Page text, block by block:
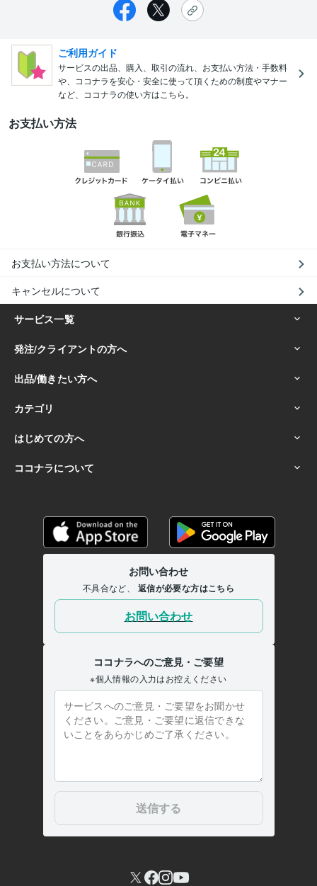
ご利用ガイド
サービスの出品、購入、取引の流れ、お支払い方法・手数料
や、ココナラを安心・安全に使って頂くための制度やマナー
など、ココナラの使い方はこちら。
お支払い方法
お支払い方法について
キャンセルについて